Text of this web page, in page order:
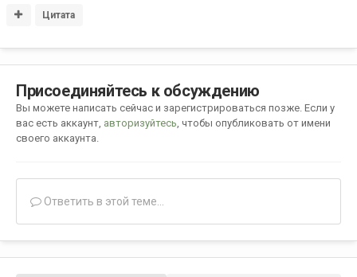
Цитата
Присоединяйтесь к обсуждению
Вы можете написать сейчас и зарегистрироваться позже. Если у
вас есть аккаунт, авторизуйтесь, чтобы опубликовать от имени
своего аккаунта.
Ответить в этой теме...